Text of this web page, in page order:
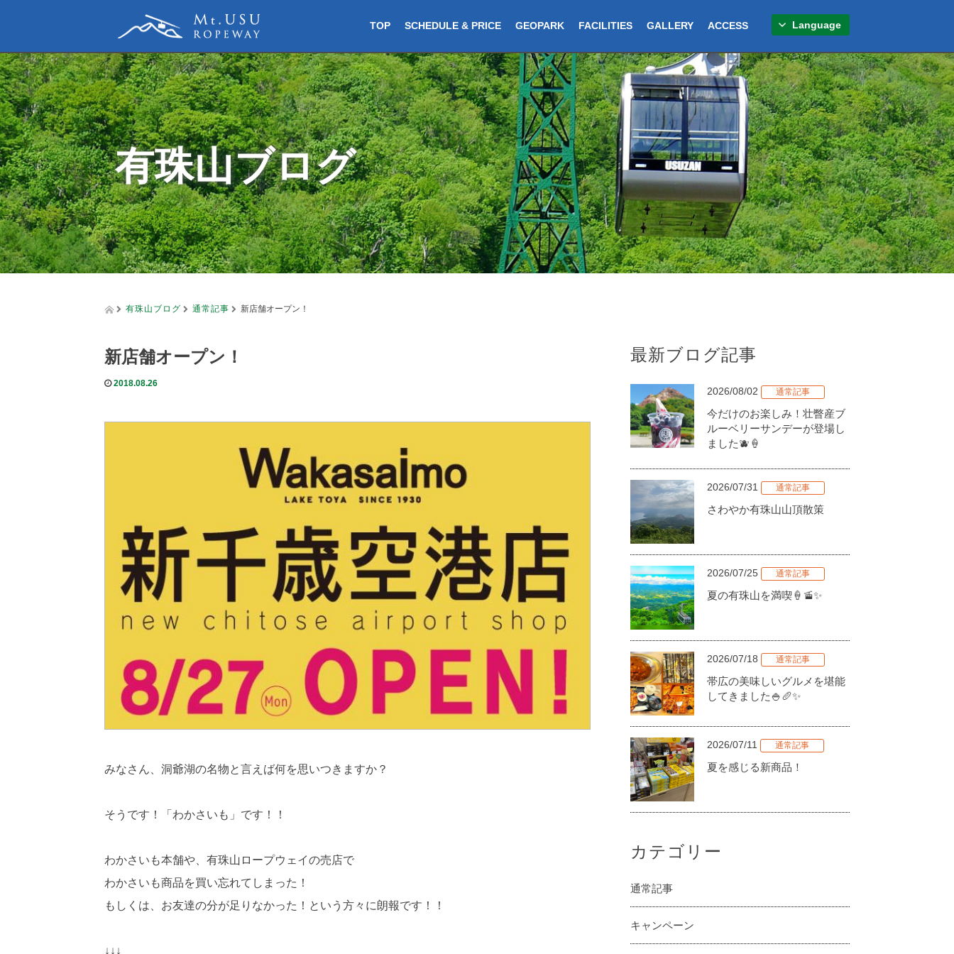
TOP SCHEDULE & PRICE GEOPARK FACILITIES GALLERY ACCESS Language
有珠山ブログ
有珠山ブログ 通常記事 新店舗オープン！
新店舗オープン！
2018.08.26
みなさん、洞爺湖の名物と言えば何を思いつきますか？
そうです！「わかさいも」です！！
わかさいも本舗や、有珠山ロープウェイの売店で
わかさいも商品を買い忘れてしまった！
もしくは、お友達の分が足りなかった！という方々に朗報です！！
↓↓↓
最新ブログ記事
2026/08/02 通常記事
今だけのお楽しみ！壮瞥産ブ
ルーベリーサンデーが登場し
ました🫐🍦
2026/07/31 通常記事
さわやか有珠山山頂散策
2026/07/25 通常記事
夏の有珠山を満喫🍦🚡✨
2026/07/18 通常記事
帯広の美味しいグルメを堪能
してきました🍚🥖✨
2026/07/11 通常記事
夏を感じる新商品！
カテゴリー
通常記事
キャンペーン